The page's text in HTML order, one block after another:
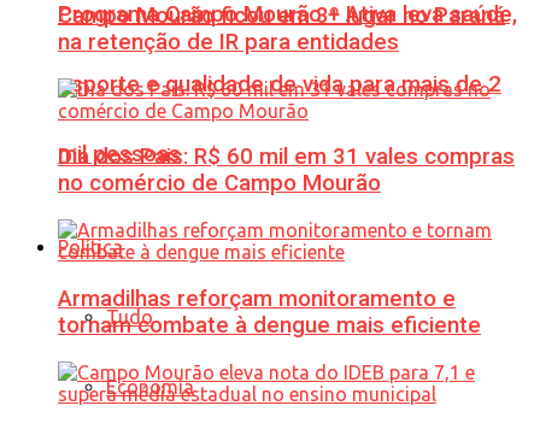
Programa Campo Mourão + Ativa leva saúde,
esporte e qualidade de vida para mais de 2
mil pessoas
Política
Tudo
Economia
Campo Mourão ficou em 3º lugar no Paraná
na retenção de IR para entidades
Dia dos Pais: R$ 60 mil em 31 vales compras
no comércio de Campo Mourão
Armadilhas reforçam monitoramento e
tornam combate à dengue mais eficiente